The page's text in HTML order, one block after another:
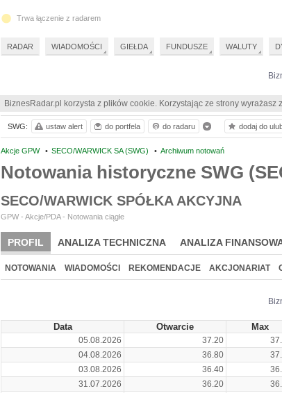
BiznesRadar.pl korzysta z plików cookie. Korzystając ze strony
Akcje GPW • SECO/WARWICK SA (SWG) • Archiwum notowań
Notowania historyczne SWG
SECO/WARWICK SPÓŁKA AKCYJNA
GPW - Akcje/PDA - Notowania ciągłe
PROFIL ANALIZA TECHNICZNA ANALIZA
NOTOWANIA WIADOMOŚCI REKOMENDACJE AKCJONARIAT
Data Otwarcie Max
05.08.2026 37.20
04.08.2026
36.80
03.08.2026
36.40
31.07.2026
36.20
SWG: ustaw alert do portfela do radaru dodaj do
428
Trwa łączenie z radarem
RADAR WIADOMOŚCI GIEŁDA FUNDUSZE WALUTY